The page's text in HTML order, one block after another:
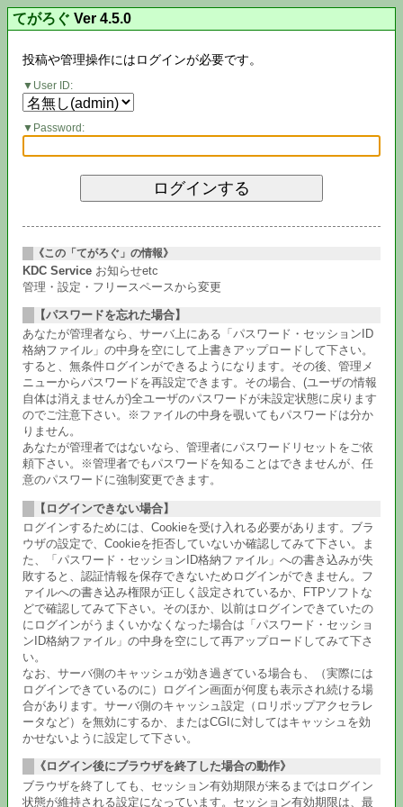
てがろぐ Ver 4.5.0
投稿や管理操作にはログインが必要です。
User ID:
Password:
《この「てがろぐ」の情報》
KDC Service お知らせetc
管理・設定・フリースペースから変更
【パスワードを忘れた場合】
あなたが管理者なら、サーバ上にある「パスワード・セッションID
格納ファイル」の中身を空にして上書きアップロードして下さい。
すると、無条件ログインができるようになります。その後、管理メ
ニューからパスワードを再設定できます。その場合、(ユーザの情報
自体は消えませんが)全ユーザのパスワードが未設定状態に戻ります
のでご注意下さい。※ファイルの中身を覗いてもパスワードは分か
りません。
あなたが管理者ではないなら、管理者にパスワードリセットをご依
頼下さい。※管理者でもパスワードを知ることはできませんが、任
意のパスワードに強制変更できます。
【ログインできない場合】
ログインするためには、Cookieを受け入れる必要があります。ブラ
ウザの設定で、Cookieを拒否していないか確認してみて下さい。ま
た、「パスワード・セッションID格納ファイル」への書き込みが失
敗すると、認証情報を保存できないためログインができません。フ
ァイルへの書き込み権限が正しく設定されているか、FTPソフトな
どで確認してみて下さい。そのほか、以前はログインできていたの
にログインがうまくいかなくなった場合は「パスワード・セッショ
ンID格納ファイル」の中身を空にして再アップロードしてみて下さ
い。
なお、サーバ側のキャッシュが効き過ぎている場合も、（実際には
ログインできているのに）ログイン画面が何度も表示され続ける場
合があります。サーバ側のキャッシュ設定（ロリポップアクセラレ
ータなど）を無効にするか、またはCGIに対してはキャッシュを効
かせないように設定して下さい。
《ログイン後にブラウザを終了した場合の動作》
ブラウザを終了しても、セッション有効期限が来るまではログイン
状態が維持される設定になっています。セッション有効期限は、最